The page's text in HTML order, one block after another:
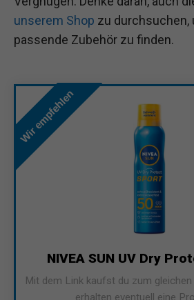
unserem Shop zu durchsuchen,
passende Zubehör zu finden.
Wir empfehlen
NIVEA SUN UV Dry
Mit dem Link kaufst du zum
erhalten eventuell eine